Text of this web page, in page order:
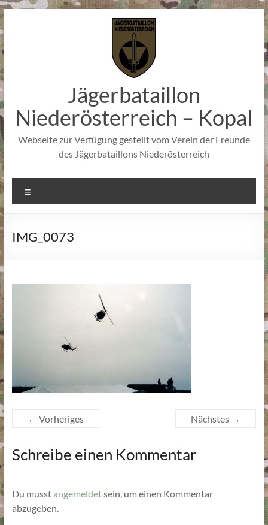
Zum
springen
Jägerbataillon
Niederösterreich – Kopal
Webseite zur Verfügung gestellt vom Verein der Freunde
des Jägerbataillons Niederösterreich
IMG_0073
← Vorheriges Nächstes →
Schreibe einen Kommentar
Du musstangemeldetsein, um einen Kommentar
abzugeben.